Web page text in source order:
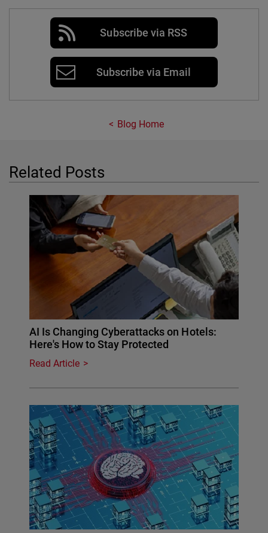
Subscribe via RSS
Subscribe via Email
Blog Home
Related Posts
AI Is Changing Cyberattacks on Hotels:
Here's How to Stay Protected
Read Article